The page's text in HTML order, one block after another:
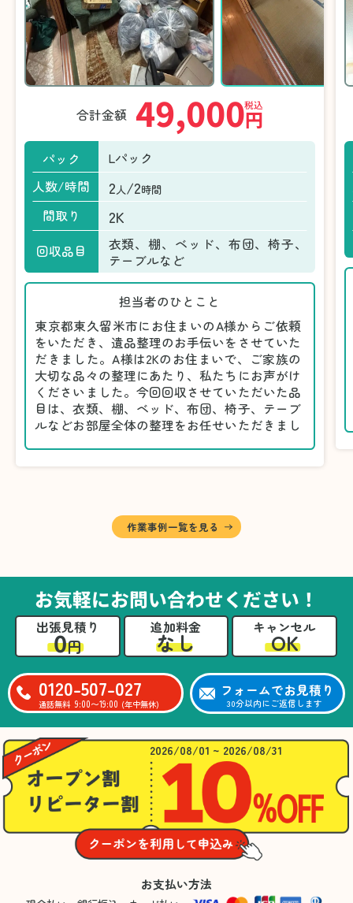
合計金額 49,000円
税込
パック
Lパック
人数/時間
2人 /2時間
間取り 2K
回収品目
衣類、棚、ベッド、布団、椅子、
テーブルなど
担当者のひとこと
東京都東久留米市にお住まいのA様からご依頼
をいただき、遺品整理のお手伝いをさせていた
だきました。A様は2Kのお住まいで、ご家族の
大切な品々の整理にあたり、私たちにお声がけ
くださいました。今回回収させていただいた品
目は、衣類、棚、ベッド、布団、椅子、テーブ
ルなどお部屋全体の整理をお任せいただきまし
に仕分けしました。
A様から「手際よく進めてくれて助かりまし
るのは難しかったと思います」との温かいお言
葉をいただきました。遺品整理という心の負担
が大きい作業において、少しでもA様の力にな
れたことをスタッフ一同嬉しく思います。
作業事例一覧を見る
お気軽にお問い合わせください！
出張見積り
0円
追加料金
なし
キャンセル
OK
0120-507-027
通話無料 9:00〜19:00 (年中無休)
フォームでお見積り
30分以内にご返信します
2026/08/01 ~ 2026/08/31
お支払い方法